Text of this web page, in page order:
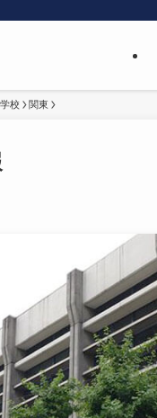
校 関東